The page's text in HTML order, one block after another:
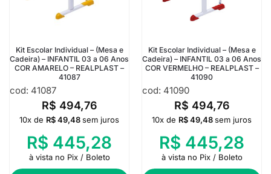
Kit Escolar Individual – (Mesa e
Cadeira) – INFANTIL 03 a 06 Anos
COR AMARELO – REALPLAST –
41087
cod: 41087
R$ 494,76
10x de R$49,48sem juros
R$ 445,28
à vista no Pix / Boleto
Kit Escolar Individual – (Mesa e
Cadeira) – INFANTIL 03 a 06 Anos
COR VERMELHO – REALPLAST –
41090
cod: 41090
R$ 494,76
10x de R$49,48sem juros
R$ 445,28
à vista no Pix / Boleto